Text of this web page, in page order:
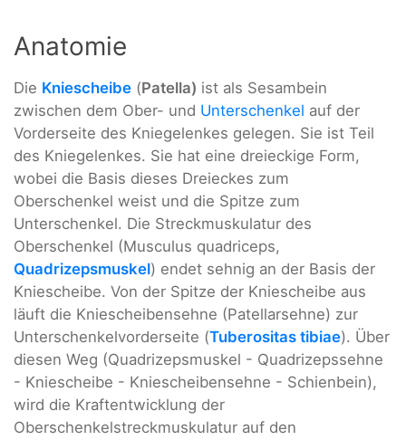
Anatomie
Die Kniescheibe (Patella) ist als Sesambein
zwischen dem Ober- und Unterschenkel auf der
Vorderseite des Kniegelenkes gelegen. Sie ist Teil
des Kniegelenkes. Sie hat eine dreieckige Form,
wobei die Basis dieses Dreieckes zum
Oberschenkel weist und die Spitze zum
Unterschenkel. Die Streckmuskulatur des
Oberschenkel (Musculus quadriceps,
Quadrizepsmuskel) endet sehnig an der Basis der
Kniescheibe. Von der Spitze der Kniescheibe aus
läuft die Kniescheibensehne (Patellarsehne) zur
Unterschenkelvorderseite (Tuberositas tibiae). Über
diesen Weg (Quadrizepsmuskel - Quadrizepssehne
- Kniescheibe - Kniescheibensehne - Schienbein),
wird die Kraftentwicklung der
Oberschenkelstreckmuskulatur auf den